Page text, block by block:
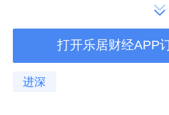
米南向三面宽，约
厅，约37㎡餐客巨厅，
活。南向双主卧套，星
双卧超大空间，可作书
打开乐居财经APP
进深